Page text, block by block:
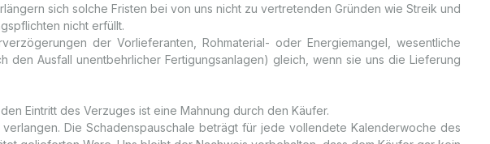
sich solche Fristen bei von uns nicht zu vertretenden Gründen wie Streik und
nicht erfüllt.
der Vorlieferanten, Rohmaterial- oder Energiemangel, wesentliche
Ausfall unentbehrlicher Fertigungsanlagen) gleich, wenn sie uns die Lieferung
Eintritt des Verzuges ist eine Mahnung durch den Käufer.
Die Schadenspauschale beträgt für jede vollendete Kalenderwoche des